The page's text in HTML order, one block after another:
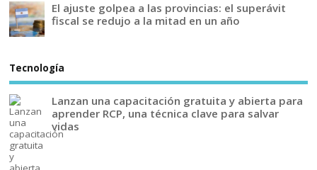
El ajuste golpea a las provincias: el superávit
fiscal se redujo a la mitad en un año
Tecnología
Lanzan una capacitación gratuita y abierta para
aprender RCP, una técnica clave para salvar
vidas